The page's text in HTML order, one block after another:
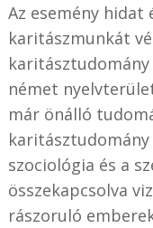
Az esemény
karitászmunkát
német
már önálló
szociológia és a
összekapcsolva
rászoruló